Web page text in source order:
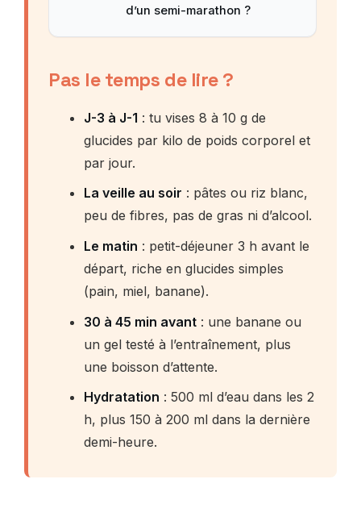
d’un semi-marathon ?
Pas le temps de lire ?
J-3 à J-1 : tu vises 8 à 10 g de
glucides par kilo de poids corporel et
par jour.
La veille au soir : pâtes ou riz blanc,
peu de fibres, pas de gras ni d’alcool.
Le matin : petit-déjeuner 3 h avant le
départ, riche en glucides simples
(pain, miel, banane).
30 à 45 min avant : une banane ou
un gel testé à l’entraînement, plus
une boisson d’attente.
Hydratation : 500 ml d’eau dans les 2
h, plus 150 à 200 ml dans la dernière
demi-heure.